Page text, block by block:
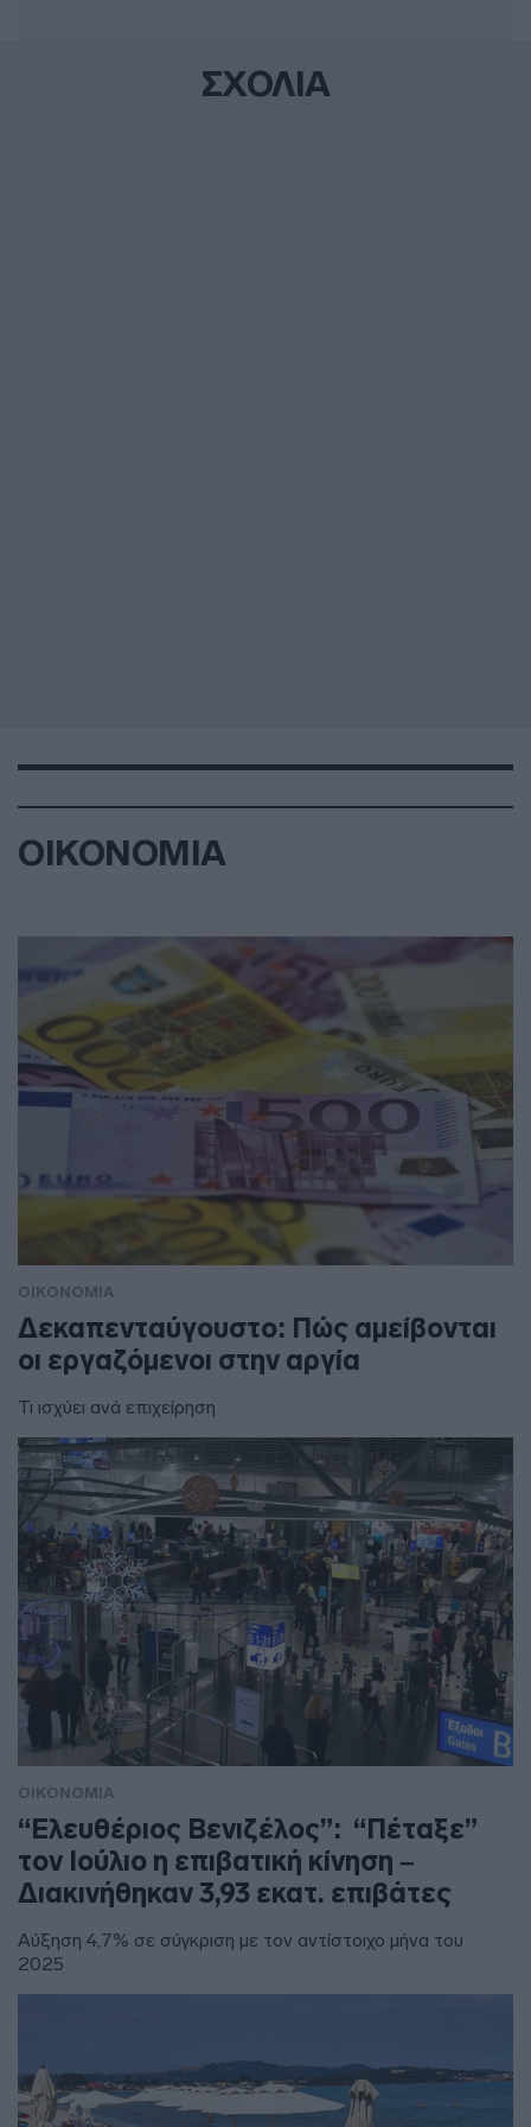
ΣΧΟΛΙΑ
ΟΙΚΟΝΟΜΙΑ
ΟΙΚΟΝΟΜΙΑ
Δεκαπενταύγουστο: Πώς αμείβονται
οι εργαζόμενοι στην αργία
Τι ισχύει ανά επιχείρηση
ΟΙΚΟΝΟΜΙΑ
“Ελευθέριος Βενιζέλος”: “Πέταξε”
τον Ιούλιο η επιβατική κίνηση –
Διακινήθηκαν 3,93 εκατ. επιβάτες
Αύξηση 4,7% σε σύγκριση με τον αντίστοιχο μήνα του
2025